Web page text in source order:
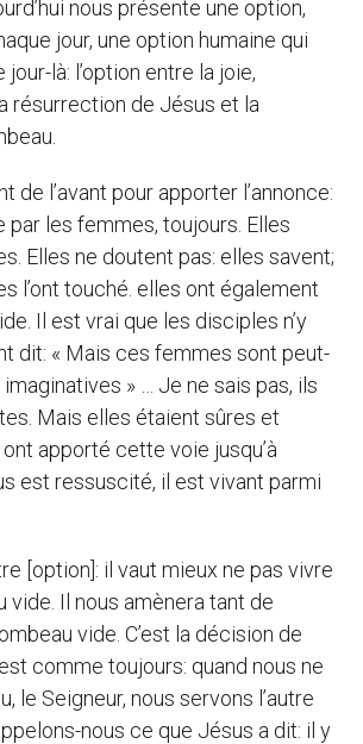
nous présente une option,
jour, une option humaine qui
là: l’option entre la joie,
résurrection de Jésus et la
de l’avant pour apporter l’annonce:
par les femmes, toujours. Elles
Elles ne doutent pas: elles savent;
l’ont touché. elles ont également
Il est vrai que les disciples n’y
dit: « Mais ces femmes sont peut-
» … Je ne sais pas, ils
Mais elles étaient sûres et
apporté cette voie jusqu’à
est ressuscité, il est vivant parmi
[option]: il vaut mieux ne pas vivre
vide. Il nous amènera tant de
vide. C’est la décision de
comme toujours: quand nous ne
le Seigneur, nous servons l’autre
nous ce que Jésus a dit: il y